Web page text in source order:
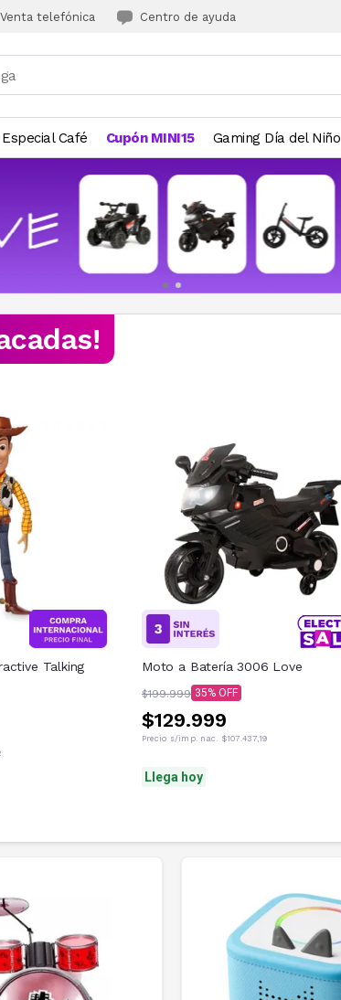
Venta telefónica Centro de ayuda
Especial Café Cupón MINI15 Gaming Día del Niño
Talking
Moto a Batería 3006 Love
$199.999 35
$129.999
Precio s/imp. nac. $107.437,19
Llega hoy